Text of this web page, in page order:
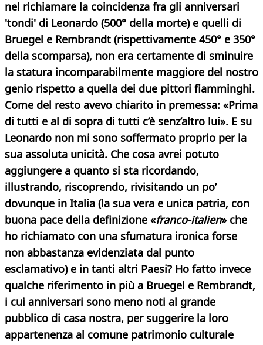
nel richiamare la coincidenza fra gli anniversari
'tondi' di Leonardo (500° della morte) e quelli di
Bruegel e Rembrandt (rispettivamente 450° e 350°
della scomparsa), non era certamente di sminuire
la statura incomparabilmente maggiore del nostro
genio rispetto a quella dei due pittori fiamminghi.
Come del resto avevo chiarito in premessa: «Prima
di tutti e al di sopra di tutti c’è senz’altro lui». E su
Leonardo non mi sono soffermato proprio per la
sua assoluta unicità. Che cosa avrei potuto
aggiungere a quanto si sta ricordando,
illustrando, riscoprendo, rivisitando un po’
dovunque in Italia (la sua vera e unica patria, con
buona pace della definizione «franco-italien» che
ho richiamato con una sfumatura ironica forse
non abbastanza evidenziata dal punto
esclamativo) e in tanti altri Paesi? Ho fatto invece
qualche riferimento in più a Bruegel e Rembrandt,
i cui anniversari sono meno noti al grande
pubblico di casa nostra, per suggerire la loro
appartenenza al comune patrimonio culturale